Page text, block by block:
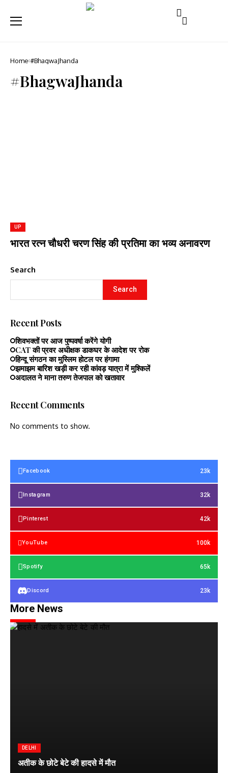
Home #BhagwaJhanda
#BhagwaJhanda
UP
भारत रत्न चौधरी चरण सिंह की प्रतिमा का भव्य अनावरण
Search
Search
Recent Posts
शिवभक्तों पर आज पुष्पवर्षा करेंगे योगी
CAT की प्रवर अधीक्षक डाकघर के आदेश पर रोक
हिन्दू संगठन का मुस्लिम होटल पर हंगामा
झमाझम बारिश खड़ी कर रही कांवड़ यात्रा में मुश्किलें
अदालत ने माना तरुण तेजपाल को खतावार
Recent Comments
No comments to show.
Facebook 23k
Instagram 32k
Pinterest 42k
YouTube 100k
Spotify 65k
Discord 23k
More News
DELHI
अतीक के छोटे बेटे की हादसे में मौत